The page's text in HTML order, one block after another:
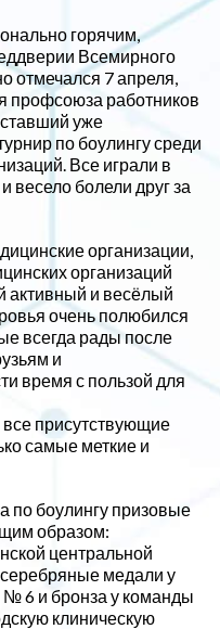
горячим,
Всемирного
отмечался 7 апреля,
профсоюза работников
уже
по боулингу среди
Все играли в
весело болели друг за
организации,
организаций
активный и весёлый
очень полюбился
всегда рады после
и
время с пользой для
присутствующие
самые меткие и
по боулингу призовые
образом:
центральной
медали у
6 и бронза у команды
клиническую